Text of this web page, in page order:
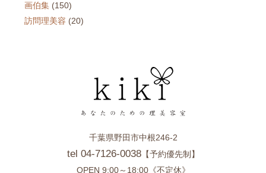
画伯集 (150)
訪問理美容 (20)
千葉県野田市中根246-2
tel 04-7126-0038【予約優先制】
OPEN 9:00～18:00《不定休》